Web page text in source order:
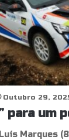
Outubro 29,
para um
Marques